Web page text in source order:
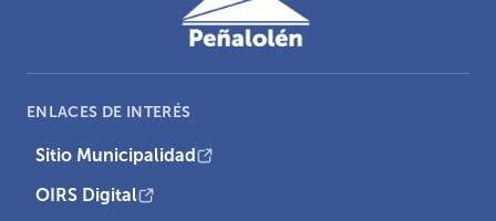
ENLACES DE INTERÉS
Sitio Municipalidad
OIRS Digital